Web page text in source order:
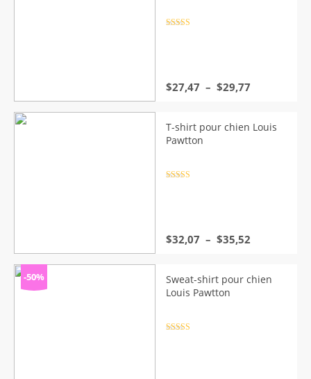
$27,47 – $29,77
$27,47
T-shirt pour chien Louis
Pawtton
$32,07 – $35,52
$32,07
-50%
Sweat-shirt pour chien
Louis Pawtton